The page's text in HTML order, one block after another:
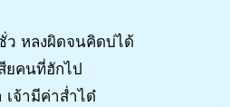
ว หลงผิดจนคิดบ่ได้
ยคนที่ฮักไป
เจ้ามีค่าส่ำได๋